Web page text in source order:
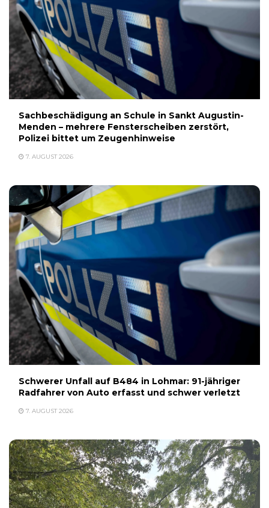
Sachbeschädigung an Schule in Sankt Augustin-
Menden – mehrere Fensterscheiben zerstört,
Polizei bittet um Zeugenhinweise
7. AUGUST 2026
Schwerer Unfall auf B484 in Lohmar: 91-jähriger
Radfahrer von Auto erfasst und schwer verletzt
7. AUGUST 2026